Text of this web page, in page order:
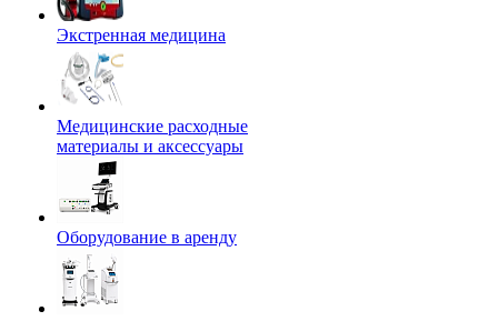
Экстренная медицина
Медицинские расходные
материалы и аксессуары
Оборудование в аренду